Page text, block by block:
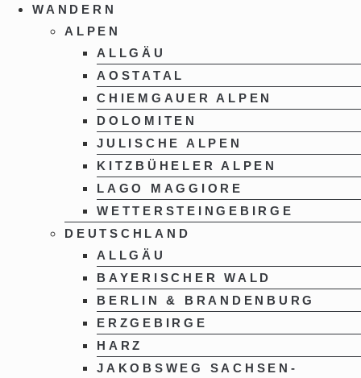
WANDERN
ALPEN
ALLGÄU
AOSTATAL
CHIEMGAUER ALPEN
DOLOMITEN
JULISCHE ALPEN
KITZBÜHELER ALPEN
LAGO MAGGIORE
WETTERSTEINGEBIRGE
DEUTSCHLAND
ALLGÄU
BAYERISCHER WALD
BERLIN & BRANDENBURG
ERZGEBIRGE
HARZ
JAKOBSWEG SACHSEN-